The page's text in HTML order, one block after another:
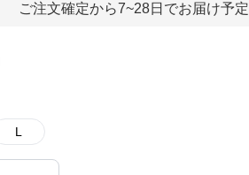
ご注文確定から7~28日でお届け予定
L